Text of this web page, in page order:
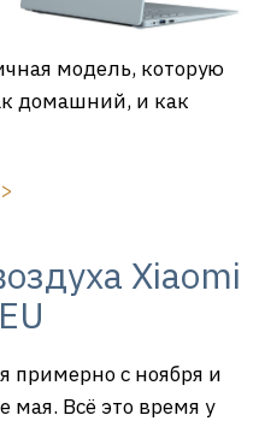
модель, которую
домашний, и как
Xiaomi
примерно с ноября и
мая. Всё это время у